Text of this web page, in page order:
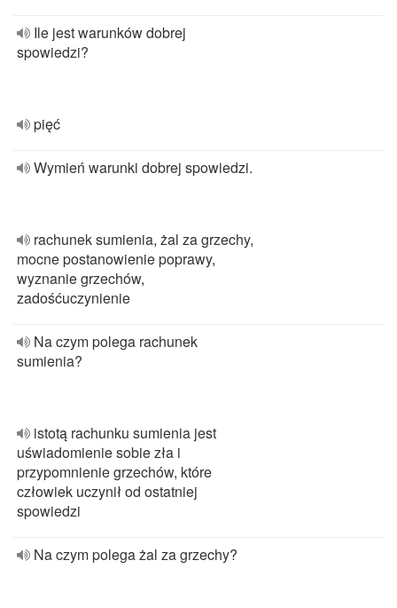
Ile jest warunków dobrej
spowiedzi?
pięć
Wymień warunki dobrej spowiedzi.
rachunek sumienia, żal za grzechy,
mocne postanowienie poprawy,
wyznanie grzechów,
zadośćuczynienie
Na czym polega rachunek
sumienia?
istotą rachunku sumienia jest
uświadomienie sobie zła i
przypomnienie grzechów, które
człowiek uczynił od ostatniej
spowiedzi
Na czym polega żal za grzechy?